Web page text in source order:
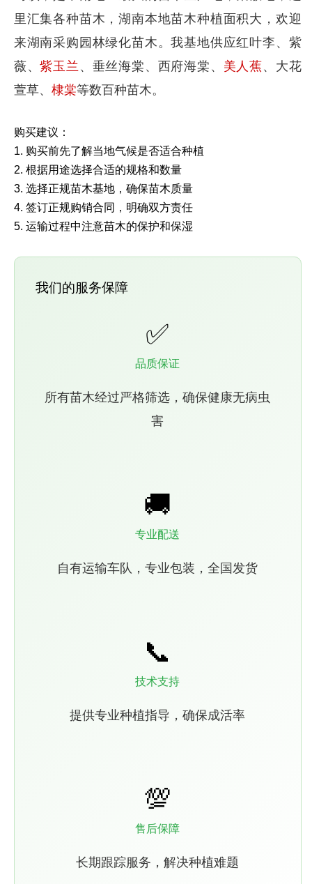
里汇集各种苗木，湖南本地苗木种植面积大，欢迎
来湖南采购园林绿化苗木。我基地供应红叶李、紫
薇、紫玉兰 、垂丝海棠、西府海棠、 美人蕉、大花
萱草、 棣棠等数百种苗木。
购买建议：
1. 购买前先了解当地气候是否适合种植
2. 根据用途选择合适的规格和数量
3. 选择正规苗木基地，确保苗木质量
4. 签订正规购销合同，明确双方责任
5. 运输过程中注意苗木的保护和保湿
我们的服务保障
✅
品质保证
所有苗木经过严格筛选，确保健康无病虫
害
🚚
专业配送
自有运输车队，专业包装，全国发货
📞
技术支持
提供专业种植指导，确保成活率
💯
售后保障
长期跟踪服务，解决种植难题